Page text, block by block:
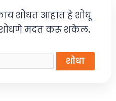
शोधत आहात हे शोधू
शोधणे मदत करू शकेल.